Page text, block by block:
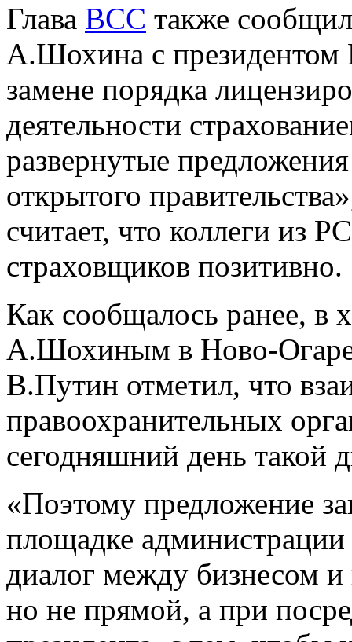
Глава ВСС также сообщил
А.Шохина с президентом
замене порядка
деятельности
развернутые
открытого
считает, что коллеги из
страховщиков позитивно.
Как сообщалось ранее, в
А.Шохиным в Ново-
В.Путин отметил, что
правоохранительных
сегодняшний день такой
«Поэтому предложение
площадке администрации
диалог между бизнесом
но не прямой, а при